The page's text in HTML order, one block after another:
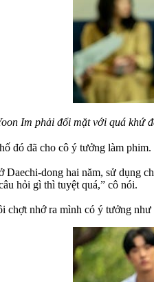
Im phải đối mặt với quá khứ
đó đã cho cô ý tưởng làm phim.
dong hai năm, sử dụng
hỏi gì thì tuyệt quá,” cô nói.
chợt nhớ ra mình có ý tưởng